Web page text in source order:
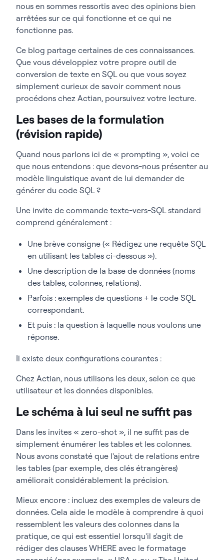
nous en sommes ressortis avec des opinions bien
arrêtées sur ce qui fonctionne et ce qui ne
fonctionne pas.
Ce blog partage certaines de ces connaissances.
Que vous développiez votre propre outil de
conversion de texte en SQL ou que vous soyez
simplement curieux de savoir comment nous
procédons chez Actian, poursuivez votre lecture.
Les bases de la formulation
(révision rapide)
Quand nous parlons ici de « prompting », voici ce
que nous entendons : que devons-nous présenter au
modèle linguistique avant de lui demander de
générer du code SQL ?
Une invite de commande texte-vers-SQL standard
comprend généralement :
Une brève consigne (« Rédigez une requête SQL
en utilisant les tables ci-dessous »).
Une description de la base de données (noms
des tables, colonnes, relations).
Parfois : exemples de questions + le code SQL
correspondant.
Et puis : la question à laquelle nous voulons une
réponse.
Il existe deux configurations courantes :
Chez Actian, nous utilisons les deux, selon ce que
utilisateur et les données disponibles.
Le schéma à lui seul ne suffit pas
Dans les invites « zero-shot », il ne suffit pas de
simplement énumérer les tables et les colonnes.
Nous avons constaté que l'ajout de relations entre
les tables (par exemple, des clés étrangères)
améliorait considérablement la précision.
Mieux encore : incluez des exemples de valeurs de
données. Cela aide le modèle à comprendre à quoi
ressemblent les valeurs des colonnes dans la
pratique, ce qui est essentiel lorsqu'il s'agit de
rédiger des clauses WHERE avec le formatage